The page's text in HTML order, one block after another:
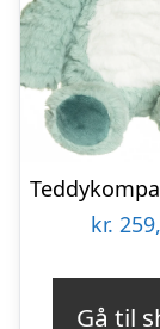
kr.
Gå til